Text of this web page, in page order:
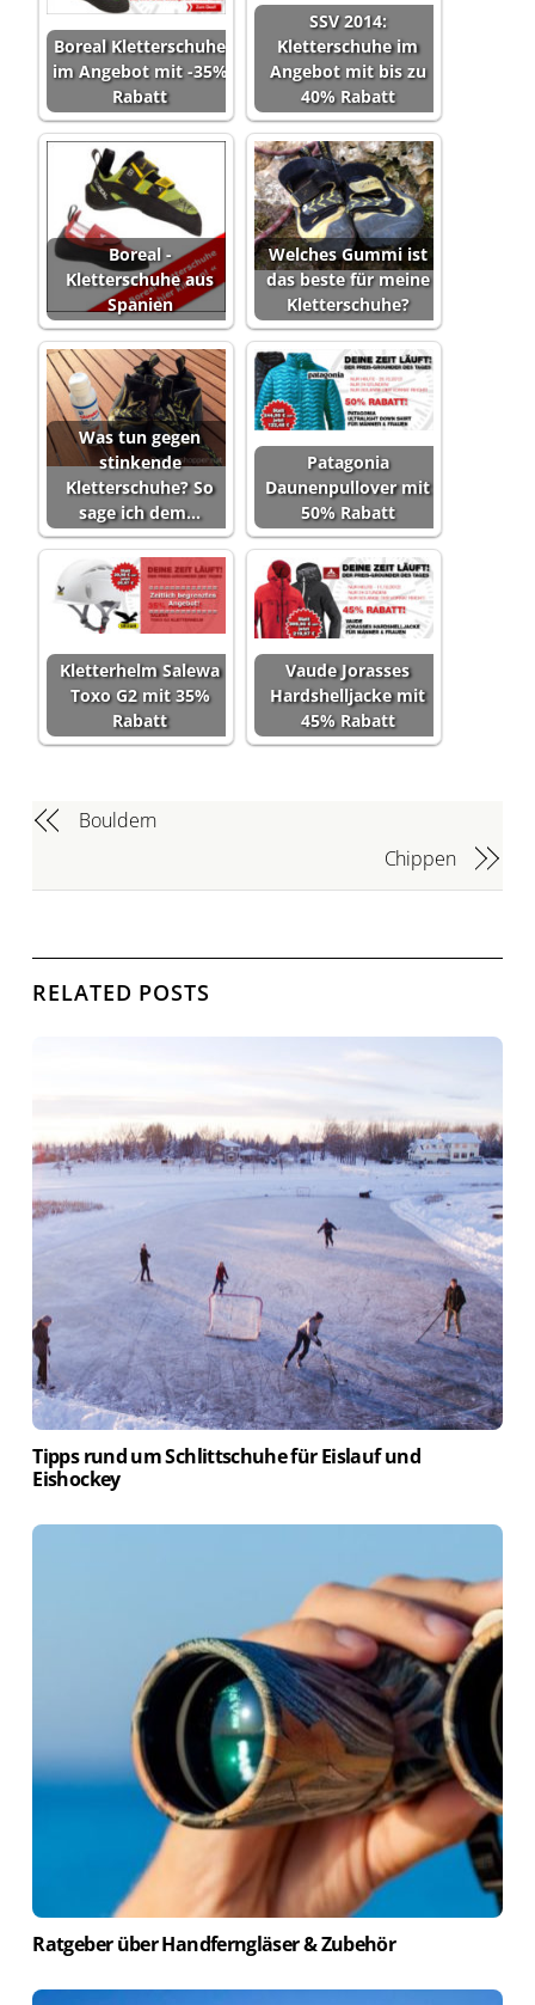
Boreal Kletterschuhe
im Angebot mit -35%
Rabatt
SSV 2014:
Kletterschuhe im
Angebot mit bis zu
40% Rabatt
Boreal -
Kletterschuhe aus
Spanien
Welches Gummi ist
das beste für meine
Kletterschuhe?
Was tun gegen
stinkende
Kletterschuhe? So
sage ich dem…
Patagonia
Daunenpullover mit
50% Rabatt
Kletterhelm Salewa
Toxo G2 mit 35%
Rabatt
Vaude Jorasses
Hardshelljacke mit
45% Rabatt
Bouldern
Chippen
RELATED POSTS
Tipps rund um Schlittschuhe für Eislauf und
Eishockey
Ratgeber über Handferngläser & Zubehör